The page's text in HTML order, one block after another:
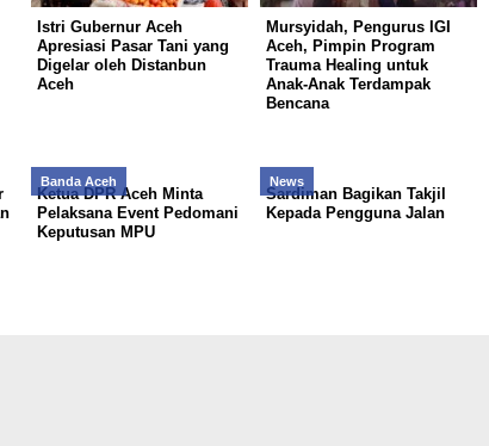
Istri Gubernur Aceh
Apresiasi Pasar Tani yang
Digelar oleh Distanbun
Aceh
Mursyidah, Pengurus IGI
Aceh, Pimpin Program
Trauma Healing untuk
Anak-Anak Terdampak
Bencana
Banda Aceh
Ketua DPR Aceh Minta
Pelaksana Event Pedomani
Keputusan MPU
News
Sardiman Bagikan Takjil
Kepada Pengguna Jalan